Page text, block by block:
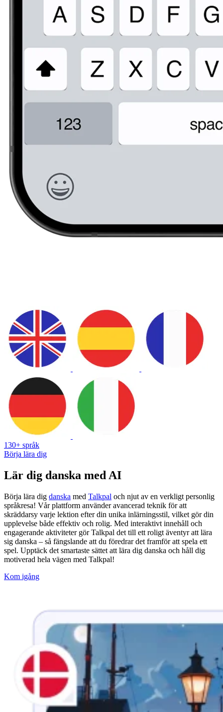
130+ språk
Börja lära dig
Lär dig danska med AI
Börja lära dig danska med Talkpal och njut av en verkligt personlig
språkresa! Vår plattform använder avancerad teknik för att
skräddarsy varje lektion efter din unika inlärningsstil, vilket gör din
upplevelse både effektiv och rolig. Med interaktivt innehåll och
engagerande aktiviteter gör Talkpal det till ett roligt äventyr att lära
sig danska – så fängslande att du föredrar det framför att spela ett
spel. Upptäck det smartaste sättet att lära dig danska och håll dig
motiverad hela vägen med Talkpal!
Kom igång